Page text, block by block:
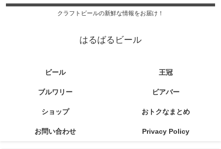
クラフトビールの新鮮な情報をお届け！
はるばるビール
ビール 王冠
ブルワリー ビアバー
ショップ おトクなまとめ
お問い合わせ Privacy Policy